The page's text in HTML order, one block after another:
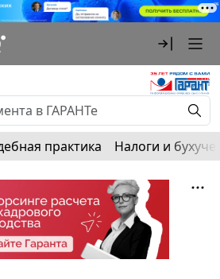
практика Налоги и